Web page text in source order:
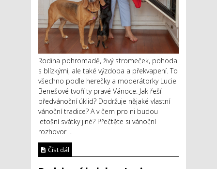
Rodina pohromadě, živý stromeček, pohoda
s blízkými, ale také výzdoba a překvapení. To
všechno podle herečky a moderátorky Lucie
Benešové tvoří ty pravé Vánoce. Jak řeší
předvánoční úklid? Dodržuje nějaké vlastní
vánoční tradice? A v čem pro ni budou
letošní svátky jiné? Přečtěte si vánoční
rozhovor ...
Číst dál